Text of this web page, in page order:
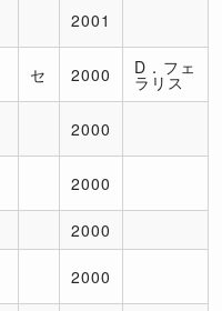
2001
セ 2000 D．フェ
ラリス
2000
2000
2000
2000